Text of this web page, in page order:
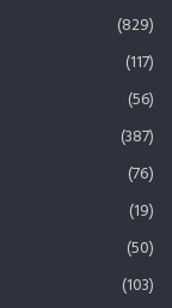
(829)
(117)
(56)
(387)
(76)
(19)
(50)
(103)